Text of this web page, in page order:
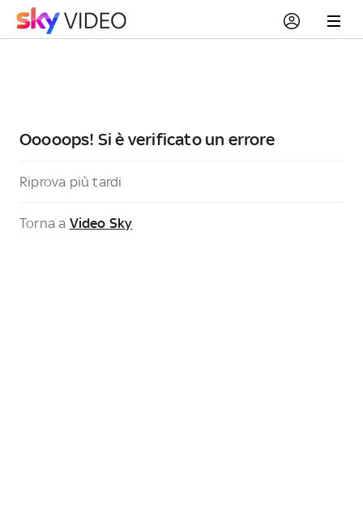
Ooooops! Si è verificato un errore
Riprova più tardi
Torna a Video Sky